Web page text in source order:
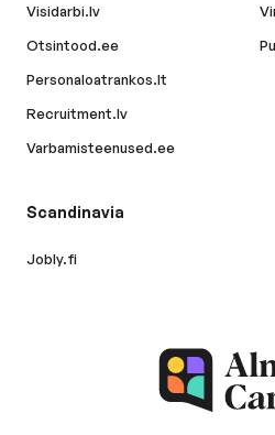
Visidarbi.lv
Otsintood.ee
Personaloatrankos.lt
Recruitment.lv
Varbamisteenused.ee
Scandinavia
Jobly.fi